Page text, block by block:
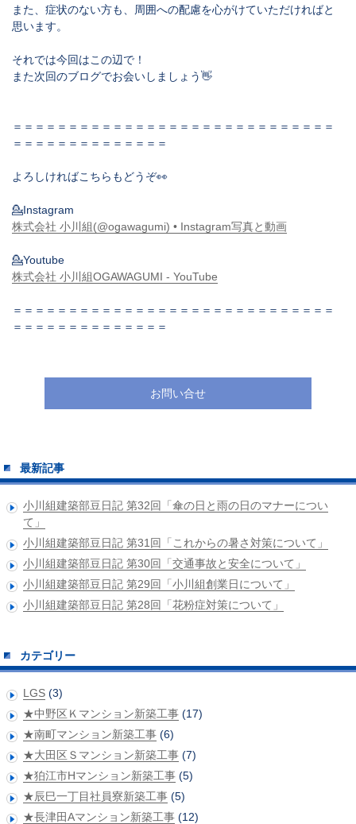
また、症状のない方も、周囲への配慮を心がけていただければと
思います。
それでは今回はこの辺で！
また次回のブログでお会いしましょう👋
＝＝＝＝＝＝＝＝＝＝＝＝＝＝＝＝＝＝＝＝＝＝＝＝＝＝＝＝＝
＝＝＝＝＝＝＝＝＝＝＝＝＝＝
よろしければこちらもどうぞ👀
💁Instagram
株式会社 小川組(@ogawagumi) • Instagram写真と動画
💁Youtube
株式会社 小川組OGAWAGUMI - YouTube
＝＝＝＝＝＝＝＝＝＝＝＝＝＝＝＝＝＝＝＝＝＝＝＝＝＝＝＝＝
＝＝＝＝＝＝＝＝＝＝＝＝＝＝
お問い合せ
最新記事
小川組建築部豆日記 第32回「傘の日と雨の日のマナーについ
て」
小川組建築部豆日記 第31回「これからの暑さ対策について」
小川組建築部豆日記 第30回「交通事故と安全について」
小川組建築部豆日記 第29回「小川組創業日について」
小川組建築部豆日記 第28回「花粉症対策について」
カテゴリー
LGS (3)
★中野区Ｋマンション新築工事 (17)
★南町マンション新築工事 (6)
★大田区Ｓマンション新築工事 (7)
★狛江市Hマンション新築工事 (5)
★辰巳一丁目社員寮新築工事 (5)
★長津田Aマンション新築工事 (12)